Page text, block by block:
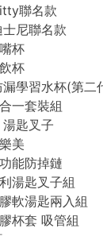
聯名款
尼聯名款
杯
杯
學習水杯(第二
一套裝組
匙叉子
美
能防掉鏈
湯匙叉子組
軟湯匙兩入組
杯套 吸管組